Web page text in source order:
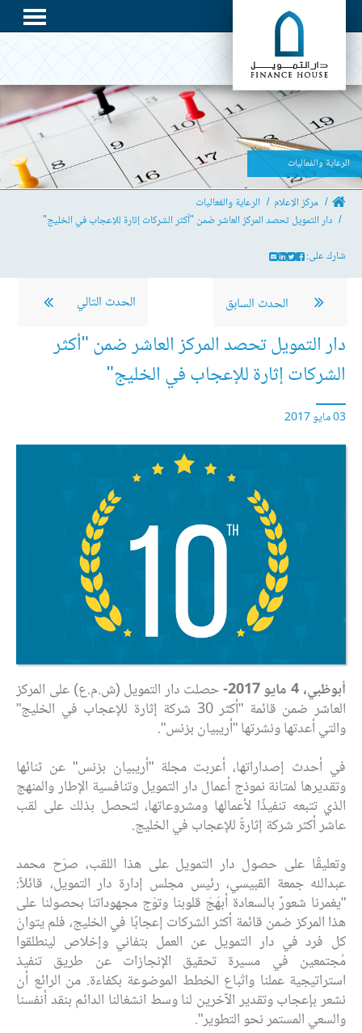
الرعاية والفعاليات
مركز الإعلام
الرعاية والفعاليات
دار التمويل تحصد المركز العاشر ضمن "أكثر الشركات إثارة للإعجاب في الخليج"
شارك على:
الحدث السابق الحدث التالي
دار التمويل تحصد المركز العاشر ضمن "أكثر
الشركات إثارة للإعجاب في الخليج"
03 مايو 2017
أبوظبي، 4 مايو 2017-
حصلت دار التمويل (ش.م.ع) على المركز
العاشر ضمن قائمة "أكثر 30 شركة إثارة للإعجاب في الخليج"
والتي أعدتها ونشرتها "أريبيان بزنس".
في أحدث إصداراتها، أعربت مجلة "أريبيان بزنس" عن ثنائها
وتقديرها لمتانة نموذج أعمال دار التمويل وتنافسية الإطار والمنهج
الذي تتبعه تنفيذًا لأعمالها ومشروعاتها، لتحصل بذلك على لقب
عاشر أكثر شركة إثارةً للإعجاب في الخليج.
وتعليقًا على حصول دار التمويل على هذا اللقب، صرّح محمد
عبدالله جمعة القبيسي، رئيس مجلس إدارة دار التمويل، قائلاً:
"يغمرنا شعورٌ بالسعادة أبهَجَ قلوبنا وتوّج مجهوداتنا بحصولنا على
هذا المركز ضمن قائمة أكثر الشركات إعجابًا في الخليج، فلم يتوانَ
كل فرد في دار التمويل عن العمل بتفاني وإخلاص لينطلقوا
مُجتمعين في مسيرة تحقيق الإنجازات عن طريق تنفيذ
استراتيجية عملنا واتّباع الخطط الموضوعة بكفاءة. من الرائع أن
نشعر بإعجاب وتقدير الآخرين لنا وسط انشغالنا الدائم بنقد أنفسنا
والسعي المستمر نحو التطوير".